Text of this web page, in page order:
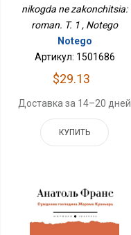
nikogda ne zakonchitsia:
roman. T. 1 , Notego
Notego
Артикул: 1501686
$29.13
Доставка за 14–20 дней
КУПИТЬ